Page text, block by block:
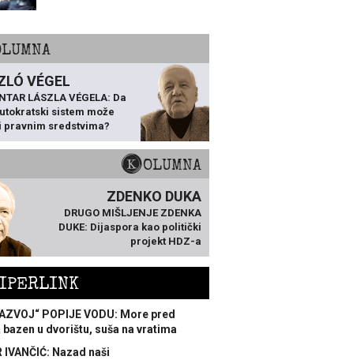
VÉGEL
LÁSZLA VÉGELA: Da
sistem može
pravnim sredstvima?
KOLUMNA
ZDENKO DUKA
DRUGO MIŠLJENJE ZDENKA
DUKE: Dijaspora kao politički
projekt HDZ-a
POPIJE VODU: More pred
bazen u dvorištu, suša na vratima
IVANČIĆ: Nazad naši